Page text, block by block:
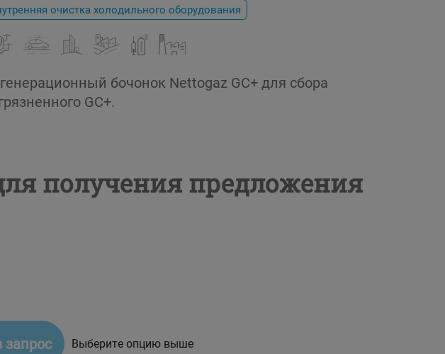
очистка холодильного оборудования
бочонок Nettogaz GC+ для сбора
GC+.
получения предложения
запрос Выберите опцию выше